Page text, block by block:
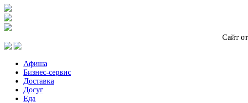
Сайт
Афиша
Бизнес-сервис
Доставка
Досуг
Еда